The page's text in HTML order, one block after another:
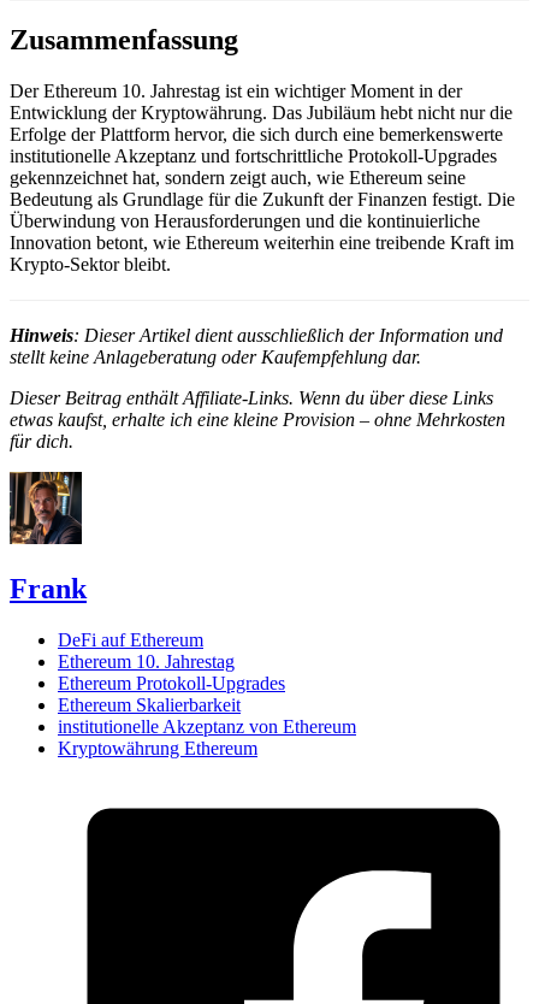
Zusammenfassung
Der Ethereum 10. Jahrestag ist ein wichtiger Moment in der
Entwicklung der Kryptowährung. Das Jubiläum hebt nicht nur die
Erfolge der Plattform hervor, die sich durch eine bemerkenswerte
institutionelle Akzeptanz und fortschrittliche Protokoll-Upgrades
gekennzeichnet hat, sondern zeigt auch, wie Ethereum seine
Bedeutung als Grundlage für die Zukunft der Finanzen festigt. Die
Überwindung von Herausforderungen und die kontinuierliche
Innovation betont, wie Ethereum weiterhin eine treibende Kraft im
Krypto-Sektor bleibt.
Hinweis: Dieser Artikel dient ausschließlich der Information und
stellt keine Anlageberatung oder Kaufempfehlung dar.
Dieser Beitrag enthält Affiliate-Links. Wenn du über diese Links
etwas kaufst, erhalte ich eine kleine Provision – ohne Mehrkosten
für dich.
Frank
DeFi auf Ethereum
Ethereum 10. Jahrestag
Ethereum Protokoll-Upgrades
Ethereum Skalierbarkeit
institutionelle Akzeptanz von Ethereum
Kryptowährung Ethereum